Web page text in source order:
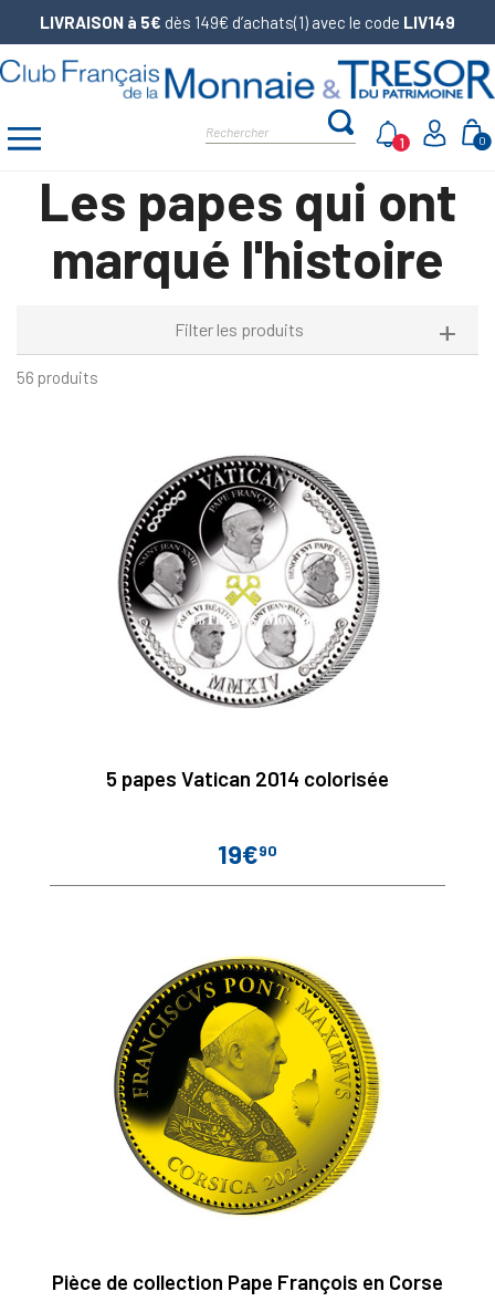
LIVRAISON à 5€ dès 149€ d’achats(1) avec le code LIV149
0
1
Les papes qui ont
marqué l'histoire
Filter les produits
56 produits
5 papes Vatican 2014 colorisée
Prix
19€90
Pièce de collection Pape François en Corse